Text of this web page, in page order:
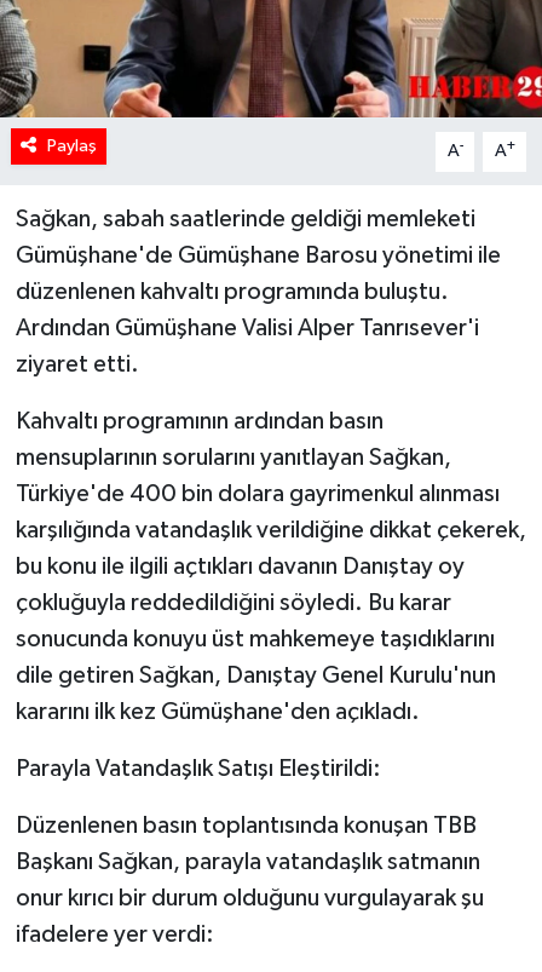
Paylaş A- A+
Sağkan, sabah saatlerinde geldiği memleketi
Gümüşhane'de Gümüşhane Barosu yönetimi ile
düzenlenen kahvaltı programında buluştu.
Ardından Gümüşhane Valisi Alper Tanrısever'i
ziyaret etti.
Kahvaltı programının ardından basın
mensuplarının sorularını yanıtlayan Sağkan,
Türkiye'de 400 bin dolara gayrimenkul alınması
karşılığında vatandaşlık verildiğine dikkat çekerek,
bu konu ile ilgili açtıkları davanın Danıştay oy
çokluğuyla reddedildiğini söyledi. Bu karar
sonucunda konuyu üst mahkemeye taşıdıklarını
dile getiren Sağkan, Danıştay Genel Kurulu'nun
kararını ilk kez Gümüşhane'den açıkladı.
Parayla Vatandaşlık Satışı Eleştirildi:
Düzenlenen basın toplantısında konuşan TBB
Başkanı Sağkan, parayla vatandaşlık satmanın
onur kırıcı bir durum olduğunu vurgulayarak şu
ifadelere yer verdi: